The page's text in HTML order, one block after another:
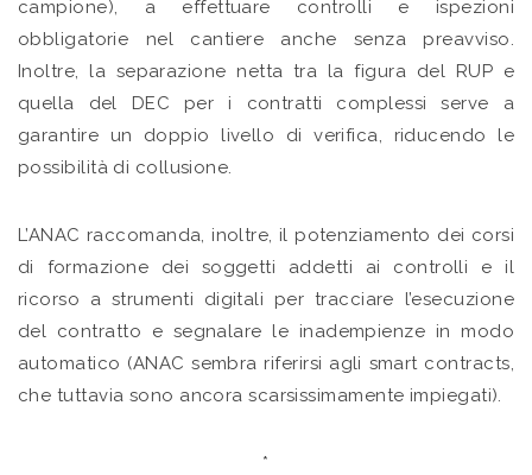
campione), a effettuare controlli e ispezioni
obbligatorie nel cantiere anche senza preavviso.
Inoltre, la separazione netta tra la figura del RUP e
quella del DEC per i contratti complessi serve a
garantire un doppio livello di verifica, riducendo le
possibilità di collusione.
L’ANAC raccomanda, inoltre, il potenziamento dei corsi
di formazione dei soggetti addetti ai controlli e il
ricorso a strumenti digitali per tracciare l’esecuzione
del contratto e segnalare le inadempienze in modo
automatico (ANAC sembra riferirsi agli smart contracts,
che tuttavia sono ancora scarsissimamente impiegati).
*